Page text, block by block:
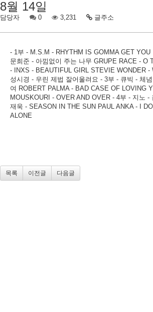
8월 14일
담당자 0 3,231 글주소
- 1부 - M.S.M - RHYTHM IS GOMMA GET YOU
문희준 - 아낌없이 주는 나무 GRUPE RACE - O
- INXS - BEAUTIFUL GIRL STEVIE WONDER -
성시경 - 우린 제법 잘어울려요 - 3부 - 큐빅 - 체
여 ROBERT PALMA - BAD CASE OF LOVING
MOUSKOURI - OVER AND OVER - 4부 - 지노 -
재욱 - SEASON IN THE SUN PAUL ANKA - I
ALONE
목록 이전글 다음글